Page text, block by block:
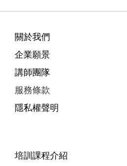
關於我們
企業願景
講師團隊
服務條款
隱私權聲明
培訓課程介紹